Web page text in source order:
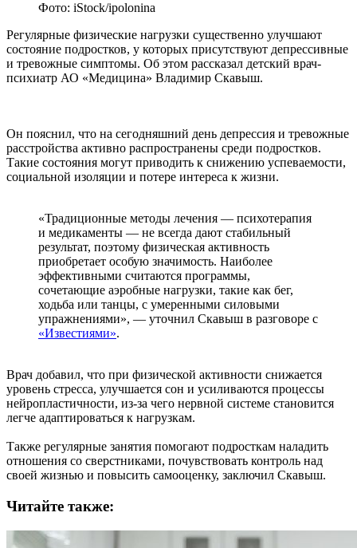
Фото: iStock/ipolonina
Регулярные физические нагрузки существенно улучшают
состояние подростков, у которых присутствуют депрессивные
и тревожные симптомы. Об этом рассказал детский врач-
психиатр АО «Медицина» Владимир Скавыш.
Он пояснил, что на сегодняшний день депрессия и тревожные
расстройства активно распространены среди подростков.
Такие состояния могут приводить к снижению успеваемости,
социальной изоляции и потере интереса к жизни.
«Традиционные методы лечения — психотерапия
и медикаменты — не всегда дают стабильный
результат, поэтому физическая активность
приобретает особую значимость. Наиболее
эффективными считаются программы,
сочетающие аэробные нагрузки, такие как бег,
ходьба или танцы, с умеренными силовыми
упражнениями», — уточнил Скавыш в разговоре с
«Известиями».
Врач добавил, что при физической активности снижается
уровень стресса, улучшается сон и усиливаются процессы
нейропластичности, из-за чего нервной системе становится
легче адаптироваться к нагрузкам.
Также регулярные занятия помогают подросткам наладить
отношения со сверстниками, почувствовать контроль над
своей жизнью и повысить самооценку, заключил Скавыш.
Читайте также: